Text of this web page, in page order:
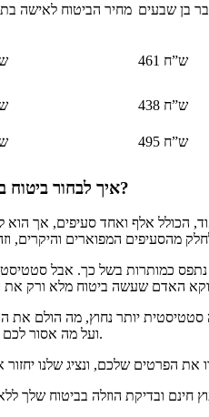
מחיר הביטוח לאישה בן שבעים
461 ש”ח
438 ש”ח
495 ש”ח
איך לבחור ביטוח בריאות פרטי מומלץ?
הכולל אלף ואחד סעיפים, אך הוא
נתפס כמותרות בשל כך. אבל
סטטיסטית יותר נחוץ, מה הולם
ועל מה אסור לכם לוותר בשום פנים ואופן.